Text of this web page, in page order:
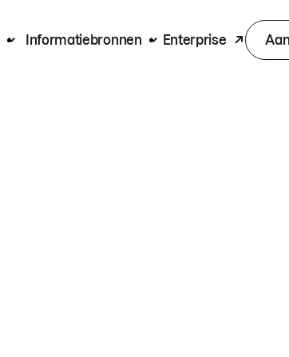
Informatiebronnen Enterprise